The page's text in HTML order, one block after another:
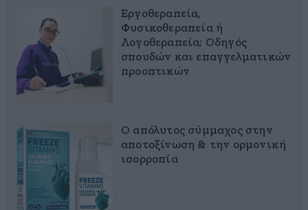
Εργοθεραπεία,
Φυσικοθεραπεία ή
Λογοθεραπεία; Οδηγός
σπουδών και επαγγελματικών
προοπτικών
Ο απόλυτος σύμμαχος στην
αποτοξίνωση & την ορμονική
ισορροπία